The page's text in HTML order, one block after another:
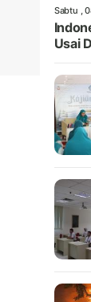
Sabtu ,
Usai